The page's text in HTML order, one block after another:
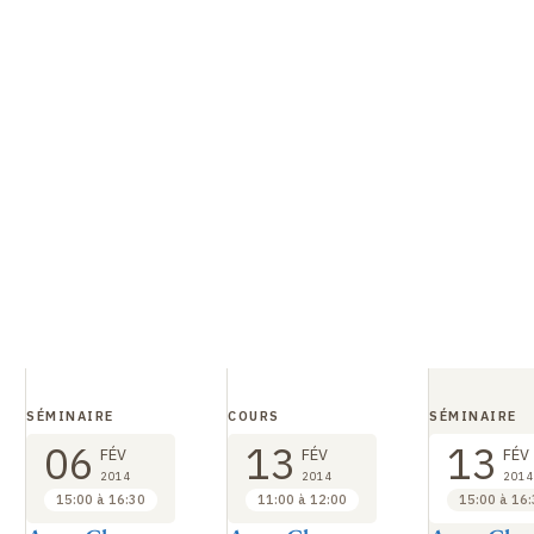
SÉMINAIRE
06 FÉV
2014
15:00 à 16:30
COURS
13 FÉV
2014
11:00 à 12:00
SÉMINAIRE
13 FÉV
2014
15:00 à